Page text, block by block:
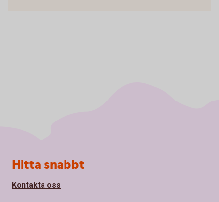
Sidfot
Hitta snabbt
Kontakta oss